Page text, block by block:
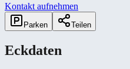
Kontakt aufnehmen
Parken Teilen
Eckdaten